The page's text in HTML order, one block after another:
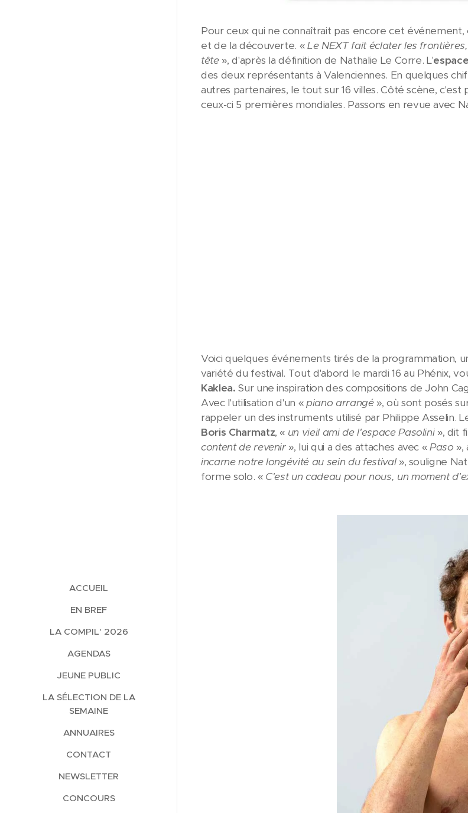
ACCUEIL
EN BREF
LA COMPIL' 2026
AGENDAS
JEUNE PUBLIC
LA SÉLECTION DE LA
SEMAINE
ANNUAIRES
CONTACT
NEWSLETTER
CONCOURS
Pour ceux qui ne connaîtrait pas encore cet
et de la découverte. «Le NEXT fait éclater les
tête», d'après la définition de Nathalie Le Corre. L'
des deux représentants à Valenciennes. En quelques
autres partenaires, le tout sur 16 villes. Côté scène,
ceux-ci 5 premières mondiales. Passons en revue avec
Voici quelques événements tirés de la programmation,
variété du festival. Tout d'abord le mardi 16 au Phénix,
Kaklea. Sur une inspiration des compositions de John
Avec l'utilisation d'un «piano arrangé », où sont posés
rappeler un des instruments utilisé par Philippe Asselin.
Boris Charmatz, « un vieil ami de l'espace Pasolini », dit
content de revenir », lui qui a des attaches avec «Paso »,
incarne notre longévité au sein du festival », souligne
forme solo. «C'est un cadeau pour nous, un moment